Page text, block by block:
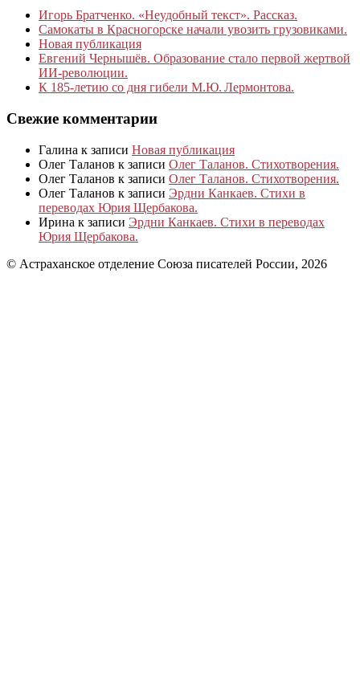
Игорь Братченко. «Неудобный текст». Рассказ.
Самокаты в Красногорске начали увозить грузовиками.
Новая публикация
Евгений Чернышёв. Образование стало первой жертвой
ИИ-революции.
К 185‑летию со дня гибели М.Ю. Лермонтова.
Свежие комментарии
Галина к записи Новая публикация
Олег Таланов к записи Олег Таланов. Стихотворения.
Олег Таланов к записи Олег Таланов. Стихотворения.
Олег Таланов к записи Эрдни Канкаев. Стихи в
переводах Юрия Щербакова.
Ирина к записи Эрдни Канкаев. Стихи в переводах
Юрия Щербакова.
© Астраханское отделение Союза писателей России, 2026